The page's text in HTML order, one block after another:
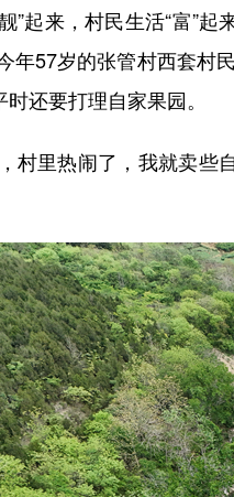
起来，村民生活“富”起
年57岁的张管村西套村
还要打理自家果园。
里热闹了，我就卖些